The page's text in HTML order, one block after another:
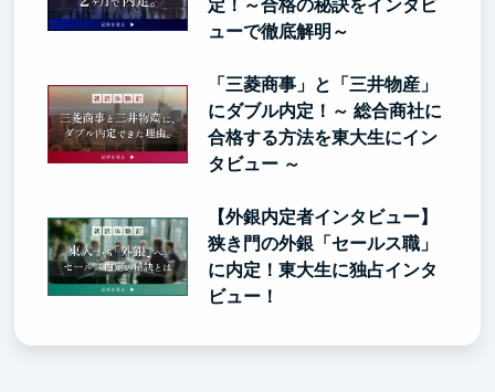
定！～合格の秘訣をインタビ
ューで徹底解明～
「三菱商事」と「三井物産」
にダブル内定！～ 総合商社に
合格する方法を東大生にイン
タビュー ～
【外銀内定者インタビュー】
狭き門の外銀「セールス職」
に内定！東大生に独占インタ
ビュー！